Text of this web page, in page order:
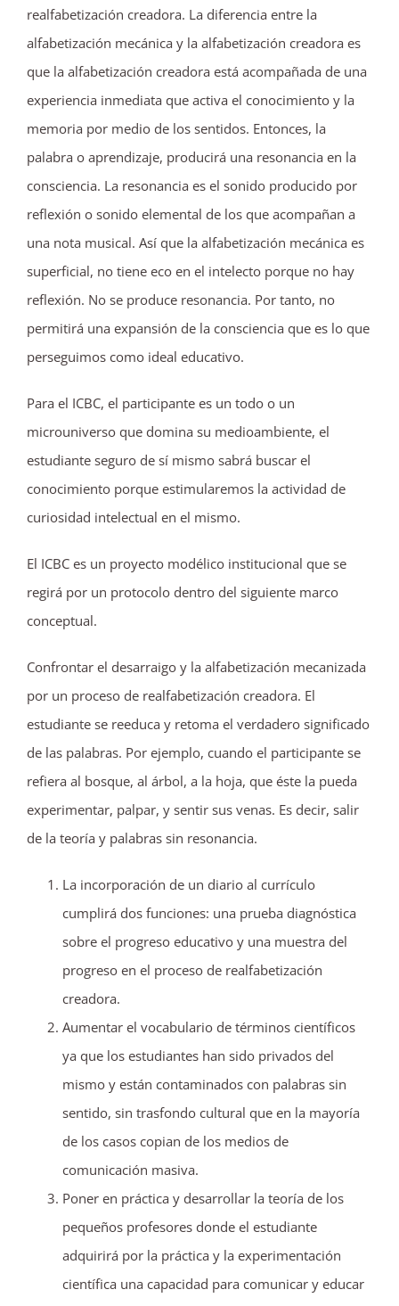
realfabetización creadora. La diferencia entre la
alfabetización mecánica y la alfabetización creadora es
que la alfabetización creadora está acompañada de una
experiencia inmediata que activa el conocimiento y la
memoria por medio de los sentidos. Entonces, la
palabra o aprendizaje, producirá una resonancia en la
consciencia. La resonancia es el sonido producido por
reflexión o sonido elemental de los que acompañan a
una nota musical. Así que la alfabetización mecánica es
superficial, no tiene eco en el intelecto porque no hay
reflexión. No se produce resonancia. Por tanto, no
permitirá una expansión de la consciencia que es lo que
perseguimos como ideal educativo.
Para el ICBC, el participante es un todo o un
microuniverso que domina su medioambiente, el
estudiante seguro de sí mismo sabrá buscar el
conocimiento porque estimularemos la actividad de
curiosidad intelectual en el mismo.
El ICBC es un proyecto modélico institucional que se
regirá por un protocolo dentro del siguiente marco
conceptual.
Confrontar el desarraigo y la alfabetización mecanizada
por un proceso de realfabetización creadora. El
estudiante se reeduca y retoma el verdadero significado
de las palabras. Por ejemplo, cuando el participante se
refiera al bosque, al árbol, a la hoja, que éste la pueda
experimentar, palpar, y sentir sus venas. Es decir, salir
de la teoría y palabras sin resonancia.
La incorporación de un diario al currículo
cumplirá dos funciones: una prueba diagnóstica
sobre el progreso educativo y una muestra del
progreso en el proceso de realfabetización
creadora.
Aumentar el vocabulario de términos científicos
ya que los estudiantes han sido privados del
mismo y están contaminados con palabras sin
sentido, sin trasfondo cultural que en la mayoría
de los casos copian de los medios de
comunicación masiva.
Poner en práctica y desarrollar la teoría de los
pequeños profesores donde el estudiante
adquirirá por la práctica y la experimentación
científica una capacidad para comunicar y educar